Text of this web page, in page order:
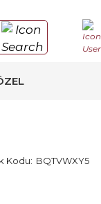
Kodu: BQTVWXY5